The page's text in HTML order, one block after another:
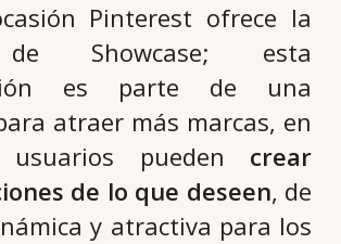
Pinterest ofrece la
Showcase; esta
es parte de una
atraer más marcas, en
pueden crear
de lo que deseen, de
y atractiva para los